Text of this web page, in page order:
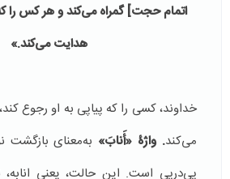
اتمام حجت] گمراه می‌کند و هر کس را که
هدایت می‌کند.»
خداوند، کسی را که پیاپی به او رجوع
می‌کند. واژۀ «أَنابَ» به‌معنای بازگشت
پی‌درپی است. این حالت، یعنی انابه،